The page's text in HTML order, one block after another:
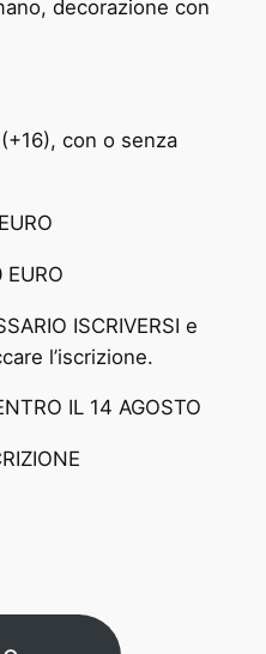
decorazione con
con o senza
ISCRIVERSI e
l’iscrizione.
IL 14 AGOSTO